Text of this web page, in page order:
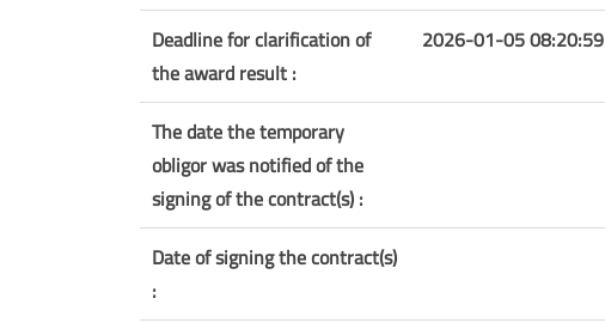
Deadline for clarification of
the award result :
2026-01-05 08:20:59
The date the temporary
obligor was notified of the
signing of the contract(s) :
Date of signing the contract(s)
: